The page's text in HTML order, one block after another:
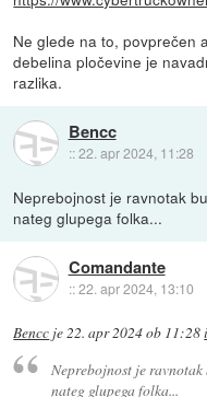
Ne glede na to, povprečen
debelina pločevine je
razlika.
Bencc
::22. apr 2024, 11:28
Neprebojnost je ravnotak
nateg glupega folka...
Comandante
::22. apr 2024, 13:10
Bencc je22. apr 2024 ob 11:28
Neprebojnost je
nateg glupega folka...